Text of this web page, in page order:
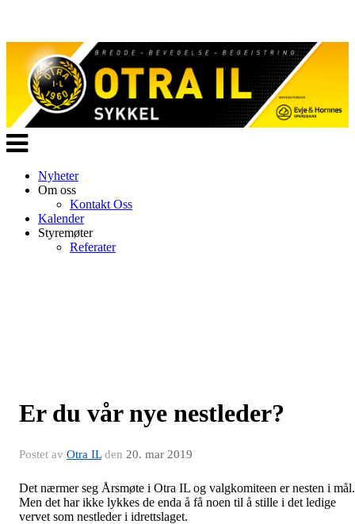
Veksle
navigasjon
Nyheter
Om oss
Kontakt Oss
Kalender
Styremøter
Referater
Er du vår nye nestleder?
Postet av Otra ILden 20. mar 2019
Det nærmer seg Årsmøte i Otra IL og valgkomiteen er nesten i mål.
Men det har ikke lykkes de enda å få noen til å stille i det ledige
vervet som nestleder i idrettslaget.